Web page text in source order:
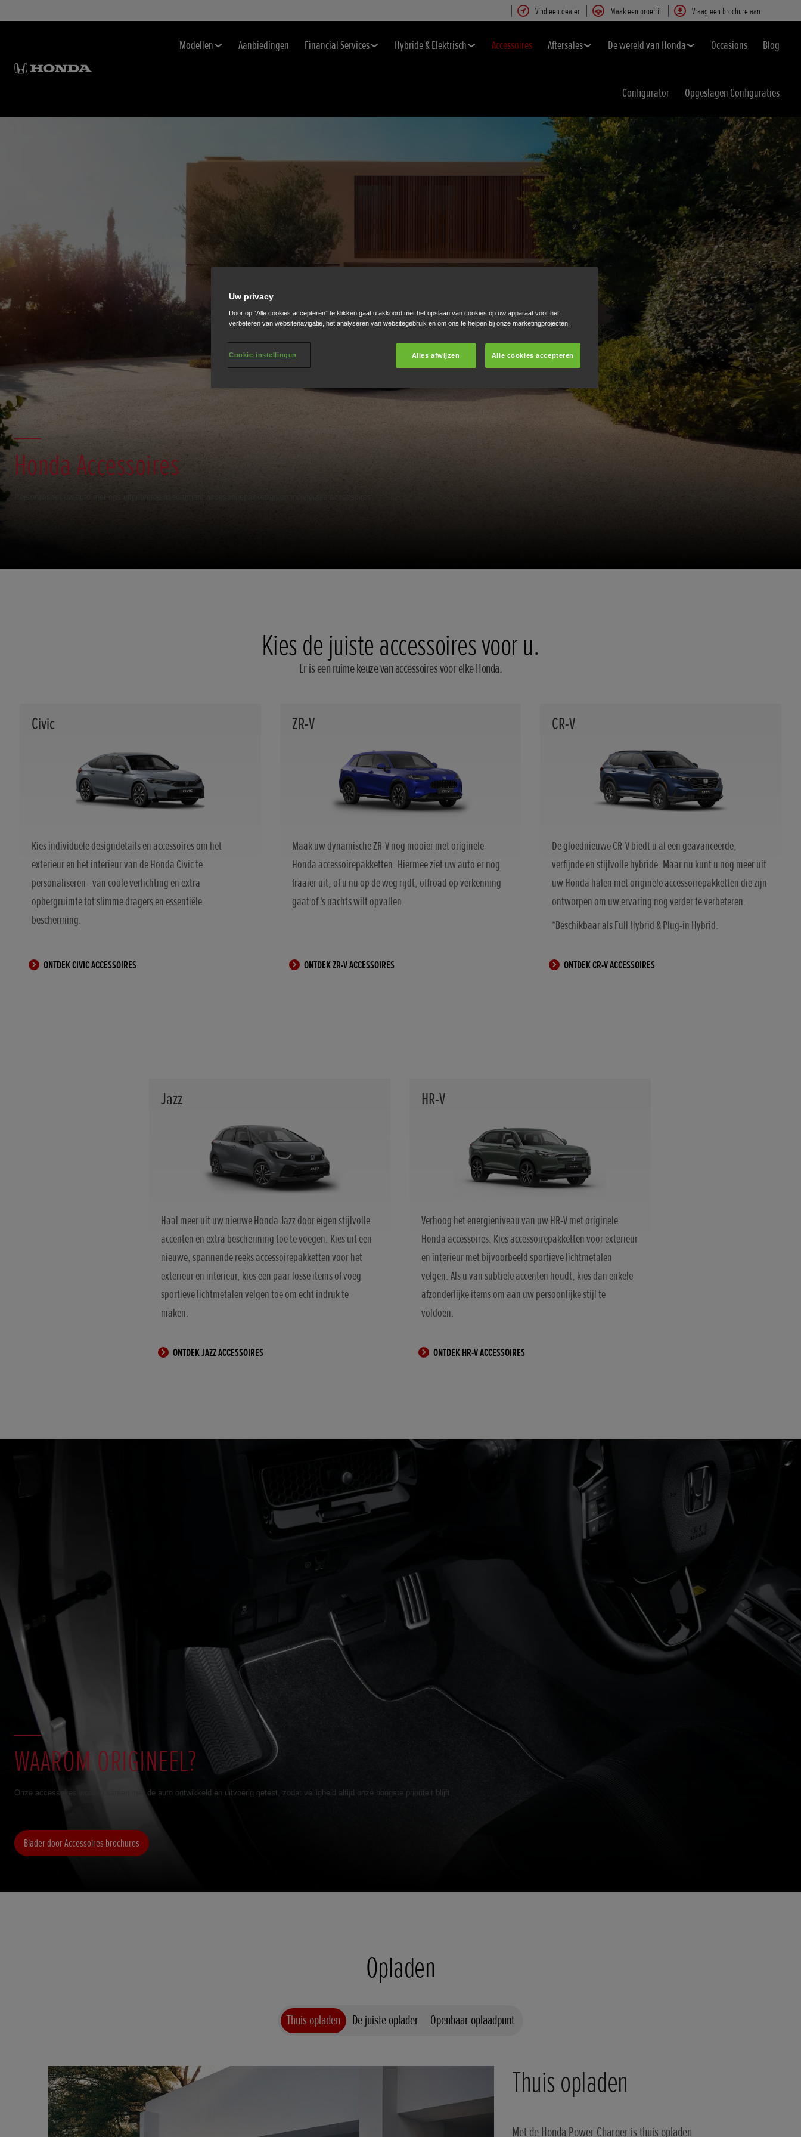
Vind een dealer Maak een proefrit Vraag een brochure aan
Modellen Aanbiedingen Financial Services Hybride & Elektrisch Accessoires Aftersales De wereld van Honda Occasions Blog
Configurator Opgeslagen Configuraties
Honda Accessoires
Personaliseer uw auto met ons uitgebreide assortiment accessoirepakketten en individuele accessoires.
Kies de juiste accessoires voor u.
Er is een ruime keuze van accessoires voor elke Honda.
Civic
Kies individuele designdetails en accessoires om het
exterieur en het interieur van de Honda Civic te
personaliseren - van coole verlichting en extra
opbergruimte tot slimme dragers en essentiële
bescherming.
ONTDEK CIVIC ACCESSOIRES
ZR-V
Maak uw dynamische ZR-V nog mooier met originele
Honda accessoirepakketten. Hiermee ziet uw auto er nog
fraaier uit, of u nu op de weg rijdt, offroad op verkenning
gaat of 's nachts wilt opvallen.
ONTDEK ZR-V ACCESSOIRES
CR-V
De gloednieuwe CR-V biedt u al een geavanceerde,
verfijnde en stijlvolle hybride. Maar nu kunt u nog meer uit
uw Honda halen met originele accessoirepakketten die zijn
ontworpen om uw ervaring nog verder te verbeteren.
*Beschikbaar als Full Hybrid & Plug-in Hybrid.
ONTDEK CR-V ACCESSOIRES
Jazz
Haal meer uit uw nieuwe Honda Jazz door eigen stijlvolle
accenten en extra bescherming toe te voegen. Kies uit een
nieuwe, spannende reeks accessoirepakketten voor het
exterieur en interieur, kies een paar losse items of voeg
sportieve lichtmetalen velgen toe om echt indruk te
maken.
ONTDEK JAZZ ACCESSOIRES
HR-V
Verhoog het energieniveau van uw HR-V met originele
Honda accessoires. Kies accessoirepakketten voor exterieur
en interieur met bijvoorbeeld sportieve lichtmetalen
velgen. Als u van subtiele accenten houdt, kies dan enkele
afzonderlijke items om aan uw persoonlijke stijl te
voldoen.
ONTDEK HR-V ACCESSOIRES
WAAROM ORIGINEEL?
Onze accessoires worden samen met de auto ontwikkeld en uitvoerig getest, zodat veiligheid altijd onze hoogste prioriteit blijft.
Blader door Accessoires brochures
Opladen
Thuis opladen De juiste oplader Openbaar oplaadpunt
Thuis opladen
Met de Honda Power Charger is thuis opladen
Uw privacy
Door op “Alle cookies accepteren” te klikken gaat u akkoord met het opslaan van cookies op uw apparaat voor het
verbeteren van websitenavigatie, het analyseren van websitegebruik en om ons te helpen bij onze marketingprojecten.
Alles afwijzen Alle cookies accepteren
Cookie-instellingen